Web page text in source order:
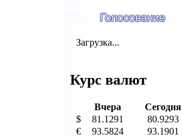
Загрузка...
Курс валют
Вчера Сегодня
$
81.1291
80.9293
€
93.5824 93.1901